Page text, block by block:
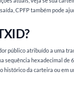
CPFP também pode
público atribuído a uma
sequência hexadecimal de
histórico da carteira ou em